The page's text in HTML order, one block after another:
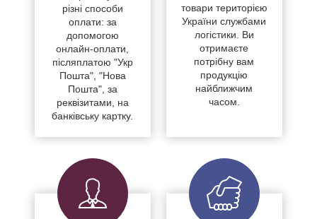
різні способи
оплати: за
допомогою
онлайн-оплати,
післяплатою "Укр
Пошта", "Нова
Пошта", за
реквізитами, на
банківську картку.
товари територією
України службами
логістики. Ви
отримаєте
потрібну вам
продукцію
найближчим
часом.